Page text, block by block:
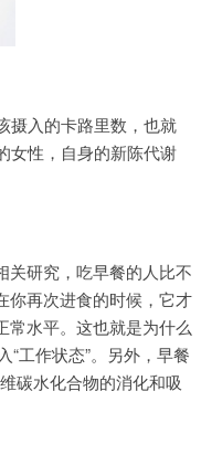
摄入的卡路里数，也就
女性，自身的新陈代谢
关研究，吃早餐的人比不
你再次进食的时候，它才
常水平。这也就是为什么
工作状态”。另外，早餐
碳水化合物的消化和吸